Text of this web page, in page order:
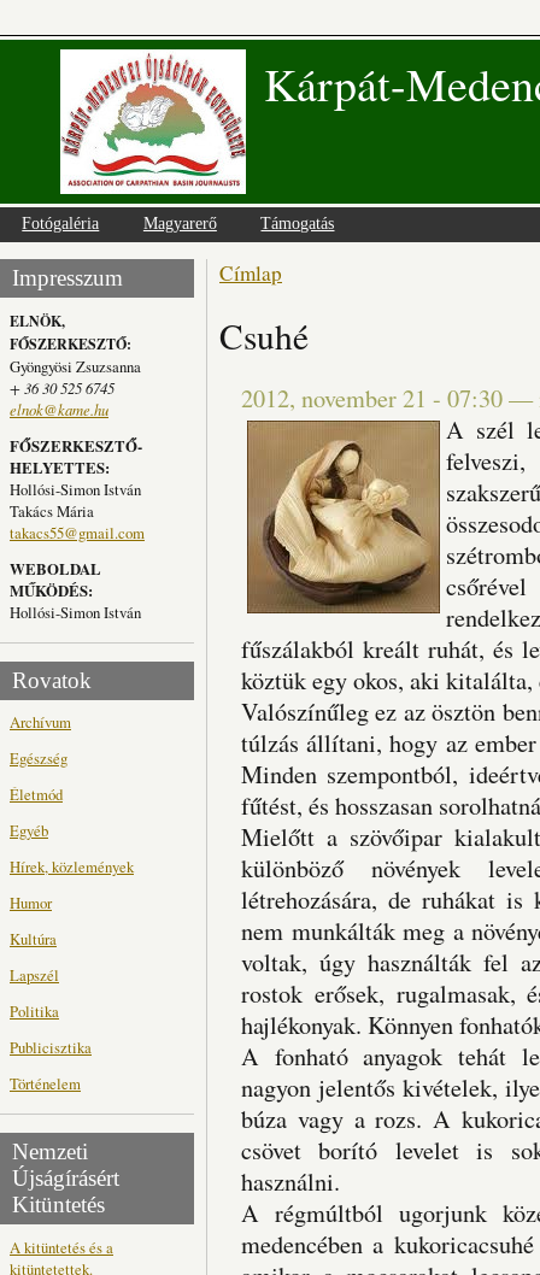
Kárpát-
Fotógaléria Magyarerő Támogatás
Impresszum
ELNÖK,
FŐSZERKESZTŐ:
Gyöngyösi Zsuzsanna
+ 36 30 525 6745
elnok@kame.hu
FŐSZERKESZTŐ-
HELYETTES:
Hollósi-Simon István
Takács Mária
takacs55@gmail.com
WEBOLDAL
MŰKÖDÉS:
Hollósi-Simon István
Rovatok
Archívum
Egészség
Életmód
Egyéb
Hírek, közlemények
Humor
Kultúra
Lapszél
Politika
Publicisztika
Történelem
Nemzeti
Újságírásért
Kitüntetés
A kitüntetés és a
kitüntetettek.
Jelenlegi hely
Címlap
Csuhé
2012, november 21 - 07:30—
A szél
fűszálakból kreált ruhát, és
köztük egy okos, aki kitalálta,
Valószínűleg ez az ösztön
túlzás állítani, hogy az
Minden szempontból,
fűtést, és hosszasan
Mielőtt a szövőipar
különböző növények
létrehozására, de ruhákat
nem munkálták meg a
voltak, úgy használták fel
rostok erősek, rugalmasak,
hajlékonyak. Könnyen
A fonható anyagok tehát
nagyon jelentős kivételek,
búza vagy a rozs. A
csövet borító levelet is
használni.
A régmúltból ugorjunk
medencében a